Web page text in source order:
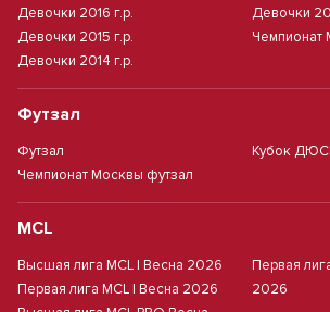
Девочки 2016 г.р.
Девочки 2015 г.р.
Девочки 2014 г.р.
Девочки
Чемпионат
Футзал
Футзал
Чемпионат Москвы футзал
Кубок
MCL
Высшая лига MCL | Весна 2026
Первая лига MCL | Весна 2026
Первая
2026